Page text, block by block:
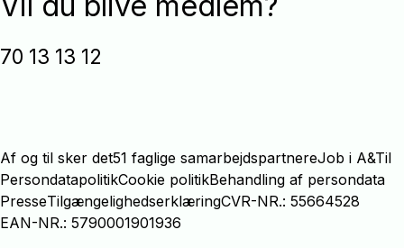
70 13 13 12
Af og til sker det51 faglige samarbejdspartnereJob i A&Til
PersondatapolitikCookie politikBehandling af persondata
PresseTilgængelighedserklæringCVR-NR.: 55664528
EAN-NR.: 5790001901936